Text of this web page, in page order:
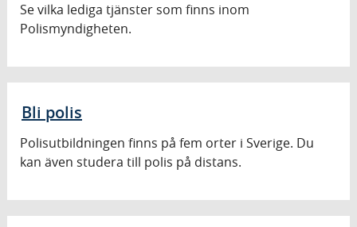
Se vilka lediga tjänster som finns inom
Polismyndigheten.
Bli polis
Polisutbildningen finns på fem orter i Sverige. Du
kan även studera till polis på distans.